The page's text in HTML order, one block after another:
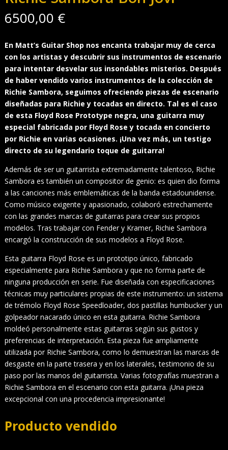
6500,00 €
En Matt’s Guitar Shop nos encanta trabajar muy de cerca
con los artistas y descubrir sus instrumentos de escenario
para intentar desvelar sus insondables misterios. Después
de haber vendido varios instrumentos de la colección de
Richie Sambora, seguimos ofreciendo piezas de escenario
diseñadas para Richie y tocadas en directo. Tal es el caso
de esta Floyd Rose Prototype negra, una guitarra muy
especial fabricada por Floyd Rose y tocada en concierto
por Richie en varias ocasiones. ¡Una vez más, un testigo
directo de su legendario toque de guitarra!
Además de ser un guitarrista extremadamente talentoso, Richie
Sambora es también un compositor de genio: es quien dio forma
a las canciones más emblemáticas de la banda estadounidense.
Como músico exigente y apasionado, colaboró estrechamente
con las grandes marcas de guitarras para crear sus propios
modelos. Tras trabajar con Fender y Kramer, Richie Sambora
encargó la construcción de sus modelos a Floyd Rose.
Esta guitarra Floyd Rose es un prototipo único, fabricado
especialmente para Richie Sambora y que no forma parte de
ninguna producción en serie. Fue diseñada con especificaciones
técnicas muy particulares propias de este instrumento: un sistema
de trémolo Floyd Rose Speedloader, dos pastillas humbucker y un
golpeador nacarado único en esta guitarra. Richie Sambora
moldeó personalmente estas guitarras según sus gustos y
preferencias de interpretación. Esta pieza fue ampliamente
utilizada por Richie Sambora, como lo demuestran las marcas de
desgaste en la parte trasera y en los laterales, testimonio de su
paso por las manos del guitarrista. Varias fotografías muestran a
Richie Sambora en el escenario con esta guitarra. ¡Una pieza
excepcional con una procedencia impresionante!
Producto vendido